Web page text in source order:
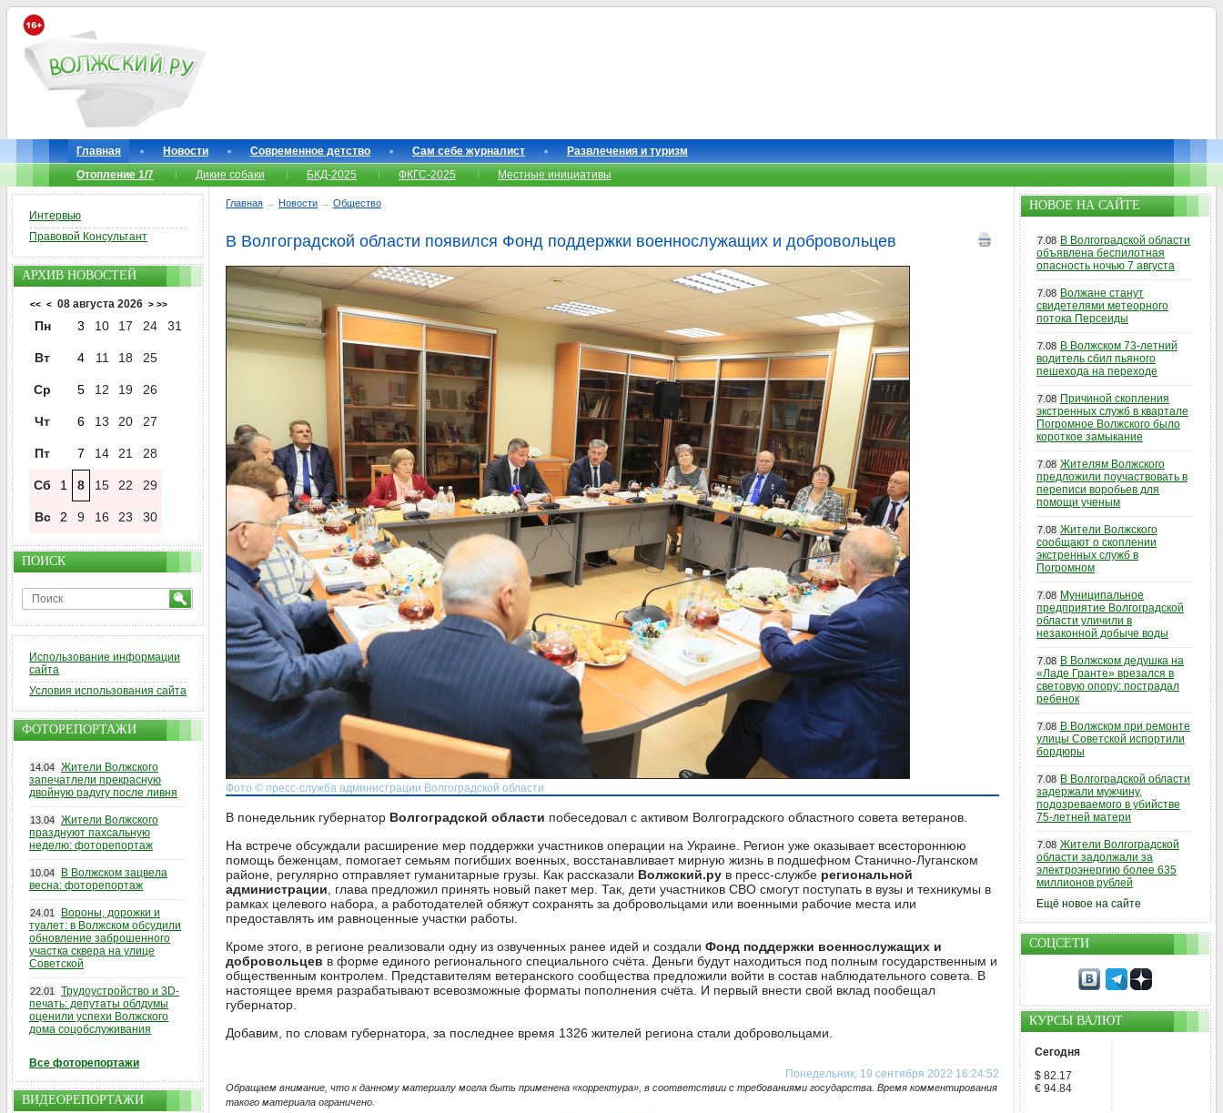
Главная Новости Современное детство Сам себе журналист
Развлечения и туризм
Отопление 1/7
Дикие собаки БКД-2025 ФКГС-2025 Местные инициативы
Главная → Новости → Общество
В Волгоградской области появился Фонд поддержки военнослужащих и добровольцев
Фото © пресс-служба администрации Волгоградской области
В понедельник губернатор Волгоградской области побеседовал с активом Волгоградского областного совета ветеранов.
На встрече обсуждали расширение мер поддержки участников операции на Украине. Регион уже оказывает всестороннюю
помощь беженцам, помогает семьям погибших военных, восстанавливает мирную жизнь в подшефном Станично-Луганском
районе, регулярно отправляет гуманитарные грузы. Как рассказали Волжский.ру в пресс-службе региональной
администрации , глава предложил принять новый пакет мер. Так, дети участников СВО смогут поступать в вузы и техникумы в
рамках целевого набора, а работодателей обяжут сохранять за добровольцами или военными рабочие места или
предоставлять им равноценные участки работы.
Кроме этого, в регионе реализовали одну из озвученных ранее идей и создали Фонд поддержки военнослужащих и
добровольцев в форме единого регионального специального счёта. Деньги будут находиться под полным государственным и
общественным контролем. Представителям ветеранского сообщества предложили войти в состав наблюдательного совета. В
настоящее время разрабатывают всевозможные форматы пополнения счёта. И первый внести свой вклад пообещал
губернатор.
Добавим, по словам губернатора, за последнее время 1326 жителей региона стали добровольцами.
Понедельник, 19 сентября 2022 16:24:52
Обращаем внимание, что к данному материалу могла быть применена «корректура», в соответствии с требованиями государства. Время комментирования
такого материала ограничено.
Интервью
Правовой Консультант
АРХИВ НОВОСТЕЙ
<< < 08 августа 2026 > >>
Пн 3 10 17 24 31
Вт 4 11 18 25
Ср 5 12 19 26
Чт 6 13 20 27
Пт 7 14 21 28
Сб 1 8 15 22 29
Вс 2 9 16 23 30
ПОИСК
Использование информации
сайта
Условия использования сайта
ФОТОРЕПОРТАЖИ
14.04 Жители Волжского
запечатлели прекрасную
двойную радугу после ливня
13.04 Жители Волжского
празднуют пахсальную
неделю: фоторепортаж
10.04
В Волжском зацвела
весна: фоторепортаж
24.01
Вороны, дорожки и
туалет: в Волжском обсудили
обновление заброшенного
участка сквера на улице
Советской
22.01
Трудоустройство и 3D-
печать: депутаты облдумы
оценили успехи Волжского
дома соцобслуживания
Все фоторепортажи
ВИДЕОРЕПОРТАЖИ
НОВОЕ НА САЙТЕ
7.08 В Волгоградской области
объявлена беспилотная
опасность ночью 7 августа
7.08 Волжане станут
свидетелями метеорного
потока Персеиды
7.08 В Волжском 73-летний
водитель сбил пьяного
пешехода на переходе
7.08 Причиной скопления
экстренных служб в квартале
Погромное Волжского было
короткое замыкание
7.08 Жителям Волжского
предложили поучаствовать в
переписи воробьев для
помощи ученым
7.08 Жители Волжского
сообщают о скоплении
экстренных служб в
Погромном
7.08 Муниципальное
предприятие Волгоградской
области уличили в
незаконной добыче воды
7.08 В Волжском дедушка на
«Ладе Гранте» врезался в
световую опору: пострадал
ребенок
7.08 В Волжском при ремонте
улицы Советской испортили
бордюры
7.08 В Волгоградской области
задержали мужчину,
подозреваемого в убийстве
75-летней матери
7.08 Жители Волгоградской
области задолжали за
электроэнергию более 635
миллионов рублей
Ещё новое на сайте
СОЦСЕТИ
КУРСЫ ВАЛЮТ
Сегодня
$ 82.17
€ 94.84